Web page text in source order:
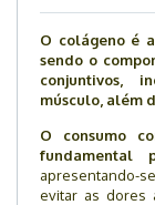
O colágeno é
sendo o
conjuntivos,
músculo, além
O consumo
fundamental
apresentando-
evitar as dores